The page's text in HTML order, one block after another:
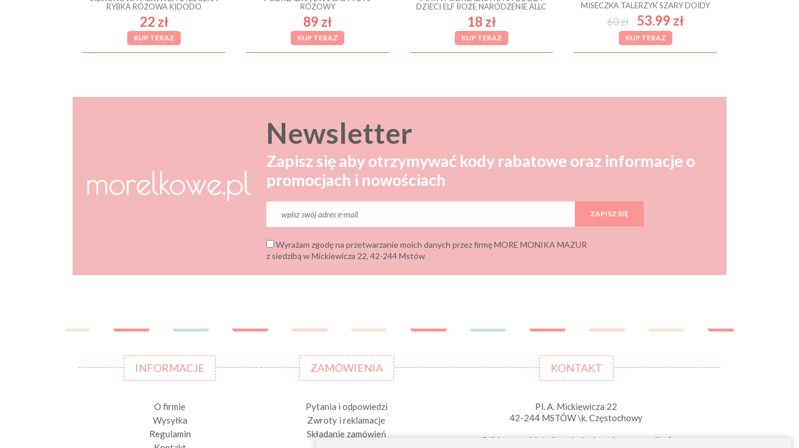
RYBKA RÓŻOWA KIDODO
22 zł
KUP TERAZ
RÓŻOWY
89 zł
KUP TERAZ
DZIECI ELF BOŻE NARODZENIE ALLC
18 zł
KUP TERAZ
MISECZKA TALERZYK SZARY DOIDY
60 zł 53.99 zł
KUP TERAZ
Newsletter
Zapisz się aby otrzymywać kody rabatowe oraz informacje o
promocjach i nowościach
ZAPISZ SIĘ
Wyrażam zgodę na przetwarzanie moich danych przez firmę MORE MONIKA MAZUR
z siedzibą w Mickiewicza 22, 42-244 Mstów
INFORMACJE
O firmie
Wysyłka
Regulamin
ZAMÓWIENIA
Pytania i odpowiedzi
Zwroty i reklamacje
Składanie zamówień
KONTAKT
Pl. A. Mickiewicza 22
42-244 MSTÓW \k. Częstochowy
Odbiory osobiste (zamówienia opłacone on-line)